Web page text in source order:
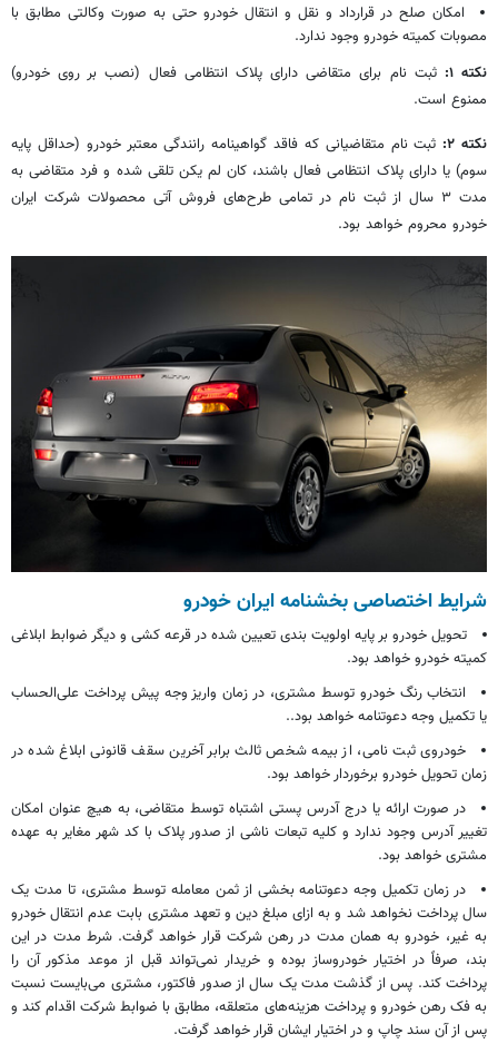
امکان صلح در قرارداد و نقل و انتقال خودرو حتی به صورت وکالتی مطابق با
مصوبات کمیته خودرو وجود ندارد.
نکته ۱:
ثبت نام برای متقاضی دارای پلاک انتظامی فعال (نصب بر روی خودرو)
ممنوع است.
نکته ۲:
ثبت نام متقاضیانی که فاقد گواهینامه رانندگی معتبر خودرو (حداقل پایه
سوم) یا دارای پلاک انتظامی فعال باشند، کان لم یکن تلقی شده و فرد متقاضی به
مدت ۳ سال از
ثبت نام در تمامی طرح‌های فروش آتی محصولات شرکت ایران
خودرو محروم خواهد بود.
شرایط اختصاصی بخشنامه ایران خودرو
تحویل خودرو بر پایه اولویت بندی تعیین شده در قرعه کشی و دیگر ضوابط ابلاغی
کمیته خودرو خواهد بود.
انتخاب رنگ خودرو توسط مشتری، در زمان واریز وجه پیش پرداخت علی‌الحساب
یا تکمیل وجه دعوتنامه خواهد بود..
خودروی ثبت نامی، از بیمه شخص ثالث برابر آخرین سقف قانونی ابلاغ شده در
زمان تحویل خودرو برخوردار خواهد بود.
در صورت ارائه یا درج آدرس پستی اشتباه توسط متقاضی، به هیچ عنوان امکان
تغییر آدرس وجود ندارد و کلیه تبعات ناشی از صدور پلاک با کد شهر مغایر به عهده
مشتری خواهد بود.
در زمان تکمیل وجه دعوتنامه بخشی از ثمن معامله توسط مشتری، تا مدت یک
سال پرداخت نخواهد شد و به ازای مبلغ دین و تعهد مشتری بابت عدم انتقال خودرو
به غیر، خودرو به همان مدت در رهن شرکت قرار خواهد گرفت. شرط مدت در این
بند، صرفاً در اختیار خودروساز بوده و خریدار نمی‌تواند قبل از موعد مذکور آن را
پرداخت کند. پس از گذشت مدت یک سال از صدور فاکتور، مشتری می‌بایست نسبت
به فک رهن خودرو و پرداخت هزینه‌های متعلقه، مطابق با ضوابط شرکت اقدام کند و
پس از آن سند چاپ و در اختیار ایشان قرار خواهد گرفت.